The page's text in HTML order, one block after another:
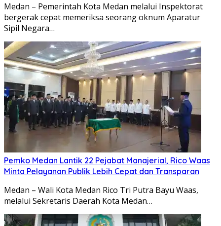
Medan – Pemerintah Kota Medan melalui Inspektorat
bergerak cepat memeriksa seorang oknum Aparatur
Sipil Negara…
Pemko Medan Lantik 22 Pejabat Manajerial, Rico Waas
Minta Pelayanan Publik Lebih Cepat dan Transparan
Medan – Wali Kota Medan Rico Tri Putra Bayu Waas,
melalui Sekretaris Daerah Kota Medan…